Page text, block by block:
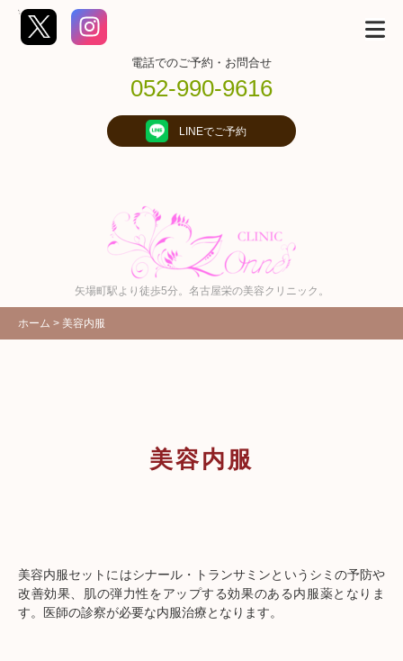
';
電話でのご予約・お問合せ
052-990-9616
LINEでご予約
矢場町駅より徒歩5分。名古屋栄の美容クリニック。
ホーム > 美容内服
美容内服
美容内服セットにはシナール・トランサミンというシミの予防や
改善効果、肌の弾力性をアップする効果のある内服薬となりま
す。医師の診察が必要な内服治療となります。